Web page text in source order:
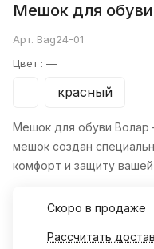
Мешок для
Арт. Bag24-01
Цвет : —
красный
Мешок для обуви Волар
мешок создан
комфорт и защиту вашей
Cкоро в продаже
Рассчитать